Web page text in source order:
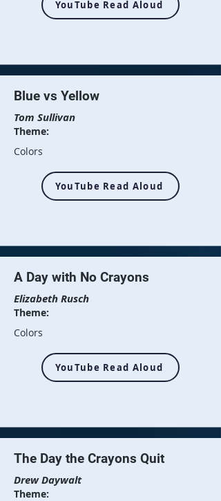
YouTube Read Aloud
Blue vs Yellow
Tom Sullivan
Theme:
Colors
YouTube Read Aloud
A Day with No Crayons
Elizabeth Rusch
Theme:
Colors
YouTube Read Aloud
The Day the Crayons Quit
Drew Daywalt
Theme: